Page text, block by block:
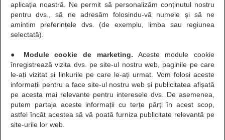
aplicația noastră. Ne permit să personalizăm conținutul nostru
pentru dvs., să ne adresăm folosindu-vă numele și să ne
amintim preferințele dvs. (de exemplu, limba sau regiunea
selectată).
● Module cookie de marketing. Aceste module cookie
înregistrează vizita dvs. pe site-ul nostru web, paginile pe care
le-ați vizitat și linkurile pe care le-ați urmat. Vom folosi aceste
informații pentru a face site-ul nostru web și publicitatea afișată
pe acesta mai relevante pentru interesele dvs. De asemenea,
putem partaja aceste informații cu terțe părți în acest scop,
astfel încât acestea să vă poată furniza publicitate relevantă pe
site-urile lor web.